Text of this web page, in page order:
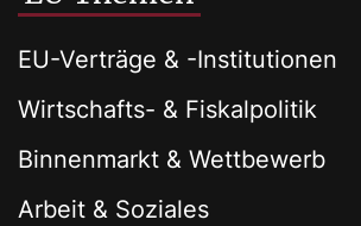
EU-Verträge & -Institutionen
Wirtschafts- & Fiskalpolitik
Binnenmarkt & Wettbewerb
Arbeit & Soziales